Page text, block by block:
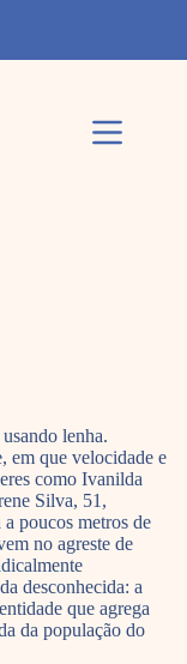
lenha.
em que velocidade e
como Ivanilda
Silva, 51,
poucos metros de
no agreste de
desconhecida: a
que agrega
da população do